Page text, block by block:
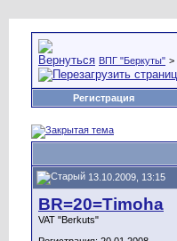
ВПГ "Беркуты" >
Регистрация
13.10.2009, 13:15
BR=20=Timoha
VAT "Berkuts"